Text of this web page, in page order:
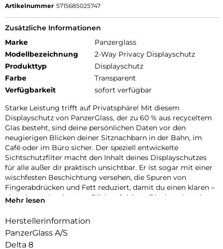
Artikelnummer 5715685025747
Zusätzliche Informationen
Marke
Panzerglass
Modellbezeichnung
2-Way Privacy Displayschutz
Produkttyp
Displayschutz
Farbe
Transparent
Verfügbarkeit
sofort verfügbar
Starke Leistung trifft auf Privatsphäre! Mit diesem
Displayschutz von PanzerGlass, der zu 60 % aus recyceltem
Glas besteht, sind deine persönlichen Daten vor den
neugierigen Blicken deiner Sitznachbarn in der Bahn, im
Café oder im Büro sicher. Der speziell entwickelte
Sichtschutzfilter macht den Inhalt deines Displayschutzes
für alle außer dir praktisch unsichtbar. Er ist sogar mit einer
wischfesten Beschichtung versehen, die Spuren von
Fingerabdrücken und Fett reduziert, damit du einen klaren –
aber dennoch privaten – Blick auf deinen Displayschutz hast.
hohen Kratzfestigkeit schützt dieser Displayschutz dein
Handy-Display vor versehentlichen Stößen, Stürzen und
anderen Gefahren des Alltags. Oder um es etwas
Mehr lesen
Herstellerinformation
PanzerGlass A/S
Delta 8